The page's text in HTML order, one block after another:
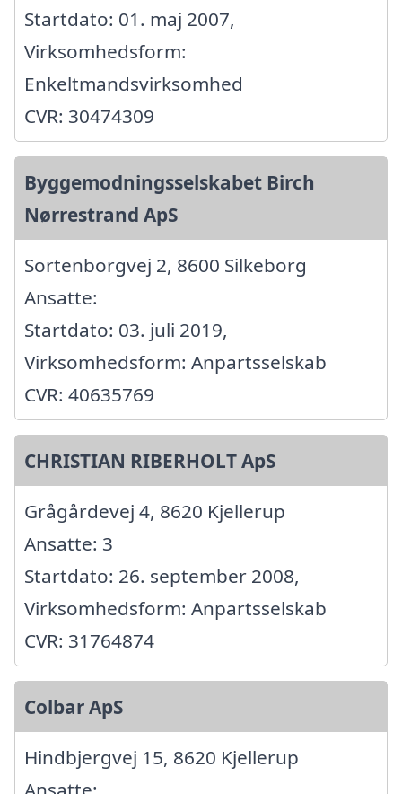
Startdato: 01. maj 2007,
Virksomhedsform:
Enkeltmandsvirksomhed
CVR: 30474309
Byggemodningsselskabet Birch
Nørrestrand ApS
Sortenborgvej 2, 8600 Silkeborg
Ansatte:
Startdato: 03. juli 2019,
Virksomhedsform: Anpartsselskab
CVR: 40635769
CHRISTIAN RIBERHOLT ApS
Grågårdevej 4, 8620 Kjellerup
Ansatte: 3
Startdato: 26. september 2008,
Virksomhedsform: Anpartsselskab
CVR: 31764874
Colbar ApS
Hindbjergvej 15, 8620 Kjellerup